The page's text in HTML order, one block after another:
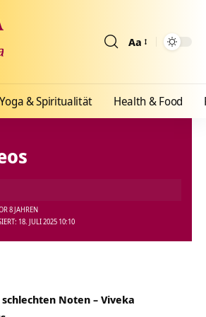
Aa
Yoga & Spiritualität Health & Food
und Ayurveda
18. JULI 2025 10:10
8 JAHREN
Noten – Viveka